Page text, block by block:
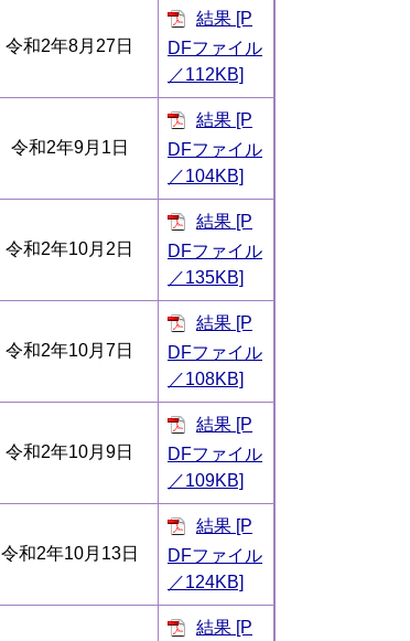
令和2年8月27日
結果 [P
DFファイル
／112KB]
令和2年9月1日
結果 [P
DFファイル
／104KB]
令和2年10月2日
結果 [P
DFファイル
／135KB]
令和2年10月7日
結果 [P
DFファイル
／108KB]
令和2年10月9日
結果 [P
DFファイル
／109KB]
令和2年10月13日
結果 [P
DFファイル
／124KB]
結果 [P